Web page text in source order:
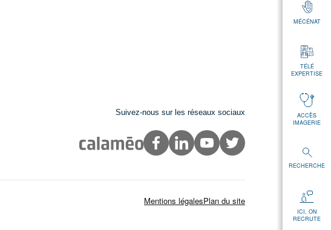
MÉCÉNAT
TÉLÉ
EXPERTISE
ACCÈS
IMAGERIE
RECHERCHE
ICI, ON
RECRUTE
Suivez-nous sur les réseaux sociaux
Mentions légalesPlan du site